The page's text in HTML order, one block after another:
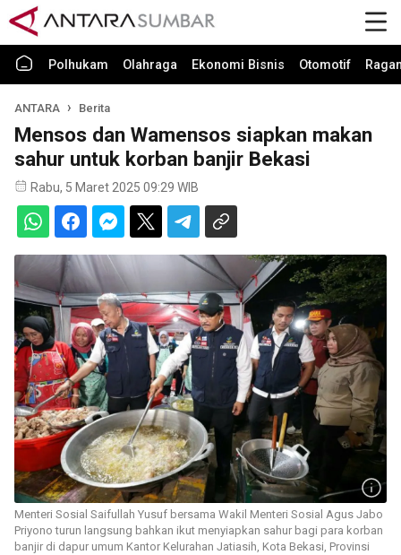
Polhukam Olahraga Ekonomi Bisnis Otomotif
ANTARA Berita
Mensos dan Wamensos siapkan makan
sahur untuk korban banjir Bekasi
Rabu, 5 Maret 2025 09:29 WIB
Menteri Sosial Saifullah Yusuf bersama Wakil Menteri Sosial Agus Jabo
Priyono turun langsung bahkan ikut menyiapkan sahur bagi para korban
banjir di dapur umum Kantor Kelurahan Jatiasih, Kota Bekasi, Provinsi